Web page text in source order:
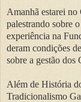
Amanhã estarei
palestrando sobre
experiência na
deram condições
sobre a gestão dos
Além de História
Tradicionalismo